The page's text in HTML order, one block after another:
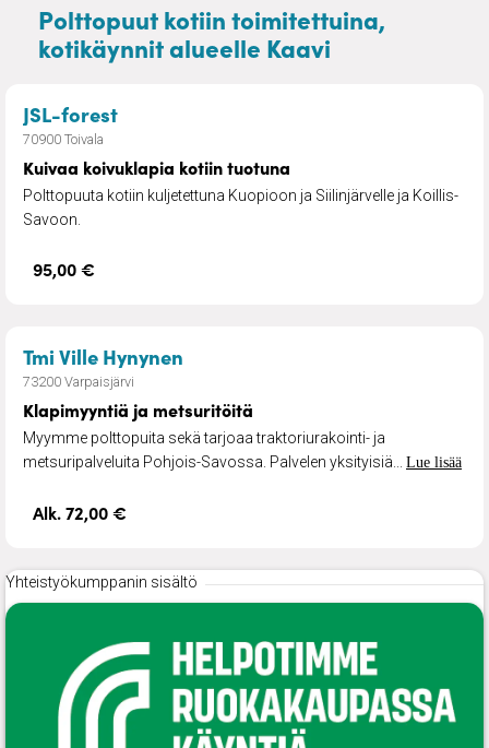
Polttopuut kotiin toimitettuina,
kotikäynnit alueelle Kaavi
JSL-forest– Kuivaa koivuklapia kotiin tuotuna
70900 Toivala
Kuivaa koivuklapia kotiin tuotuna
Polttopuuta kotiin kuljetettuna Kuopioon ja Siilinjärvelle ja Koillis-
Savoon.
95,00 €
Tmi Ville Hynynen
73200 Varpaisjärvi
Klapimyyntiä ja metsuritöitä
Myymme polttopuita sekä tarjoaa traktoriurakointi- ja
metsuripalveluita Pohjois-Savossa. Palvelen yksityisiä... Lue lisää
Alk. 72,00 €
Yhteistyökumppanin sisältö